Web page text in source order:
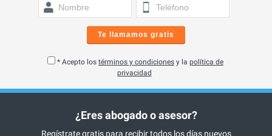
Te llamamos gratis
* Acepto los términos y condiciones y la política de
privacidad
¿Eres abogado o asesor?
Regístrate gratis para recibir todos los días nuevos